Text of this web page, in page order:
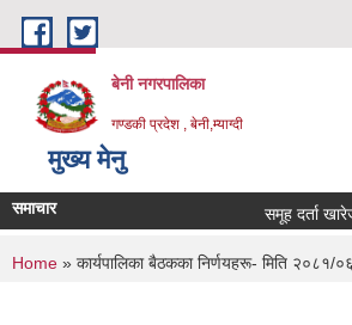
Skip to main content
बेनी नगरपालिका
गण्डकी प्रदेश , बेनी,म्याग्दी
मुख्य मेनु
समाचार समूह दर्ता
You are here
Home » कार्यपालिका बैठकका निर्णयहरू- मिति २०८१/